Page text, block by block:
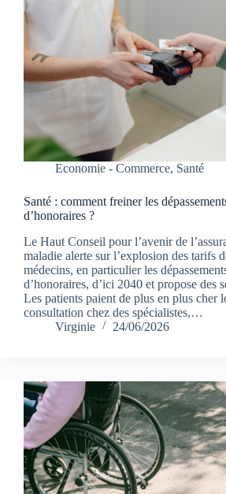
Economie - Commerce, Santé
Santé : comment freiner les
d’honoraires ?
Le Haut Conseil pour l’avenir de
maladie alerte sur l’explosion des tarifs
médecins, en particulier les
d’honoraires, d’ici 2040 et propose des
Les patients paient de plus en plus cher
consultation chez des spécialistes,…
Virginie
24/06/2026